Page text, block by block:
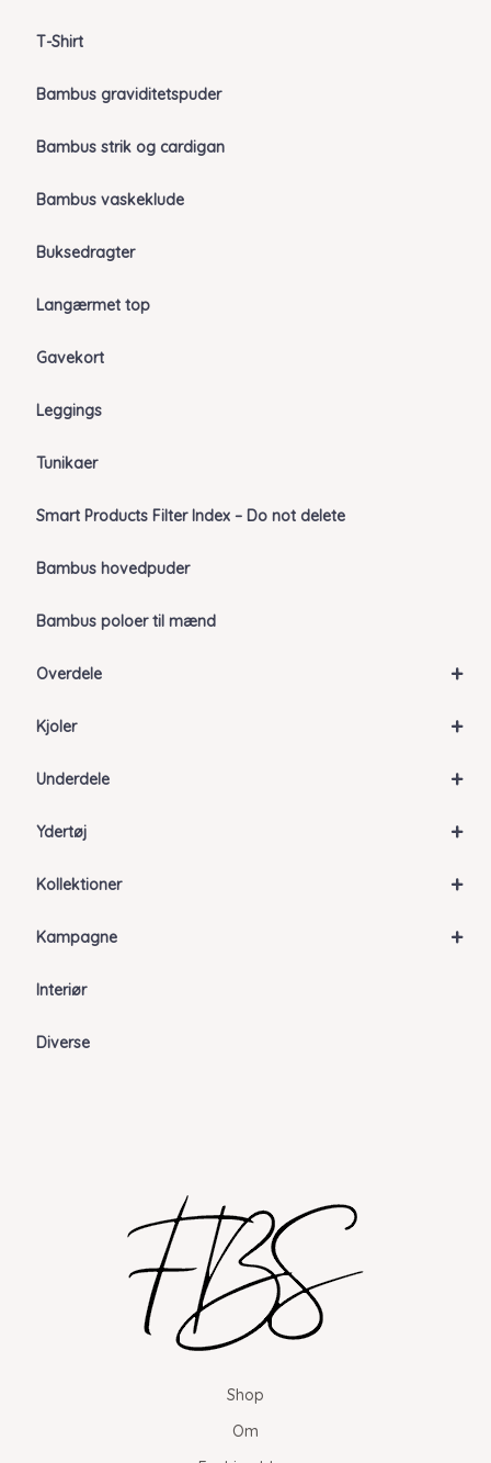
T-Shirt
Bambus graviditetspuder
Bambus strik og cardigan
Bambus vaskeklude
Buksedragter
Langærmet top
Gavekort
Leggings
Tunikaer
Smart Products Filter Index – Do not delete
Bambus hovedpuder
Bambus poloer til mænd
+
Overdele
+
Kjoler
+
Underdele
+
Ydertøj
+
Kollektioner
+
Kampagne
Interiør
Diverse
Shop
Om